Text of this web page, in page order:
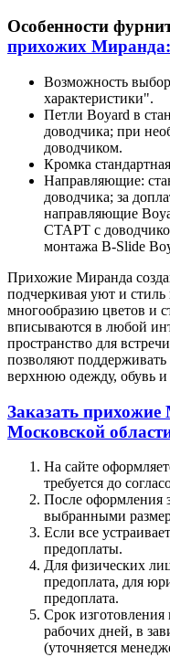
Особенности
прихожих Миранда:
Возможность
характеристики".
Петли Boyard в
доводчика; при
доводчиком.
Кромка
Направляющие:
доводчика; за
направляющие
СТАРТ с
монтажа B-Slide
Прихожие Миранда
подчеркивая уют и стиль
многообразию цветов и
вписываются в любой
пространство для
позволяют
верхнюю одежду, обувь и
Заказать
Московской
На сайте
требуется до
После оформления
выбранными
Если все
предоплаты.
Для физических
предоплата, для
предоплата.
Срок изготовления
рабочих дней, в
(уточняется